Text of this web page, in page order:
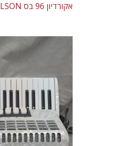
אקורדיון 96 בס WELSON